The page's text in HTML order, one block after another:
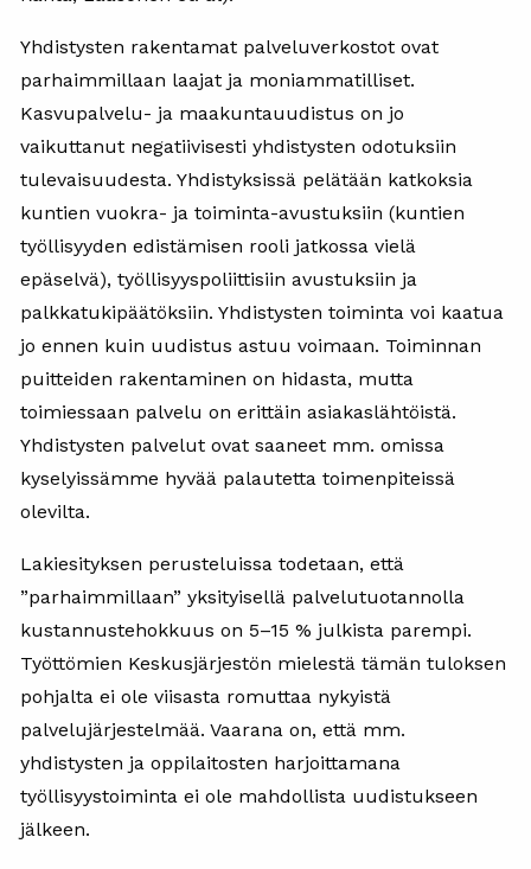
Yhdistysten rakentamat palveluverkostot ovat
parhaimmillaan laajat ja moniammatilliset.
Kasvupalvelu- ja maakuntauudistus on jo
vaikuttanut negatiivisesti yhdistysten odotuksiin
tulevaisuudesta. Yhdistyksissä pelätään katkoksia
kuntien vuokra- ja toiminta-avustuksiin (kuntien
työllisyyden edistämisen rooli jatkossa vielä
epäselvä), työllisyyspoliittisiin avustuksiin ja
palkkatukipäätöksiin. Yhdistysten toiminta voi kaatua
jo ennen kuin uudistus astuu voimaan. Toiminnan
puitteiden rakentaminen on hidasta, mutta
toimiessaan palvelu on erittäin asiakaslähtöistä.
Yhdistysten palvelut ovat saaneet mm. omissa
kyselyissämme hyvää palautetta toimenpiteissä
olevilta.
Lakiesityksen perusteluissa todetaan, että
”parhaimmillaan” yksityisellä palvelutuotannolla
kustannustehokkuus on 5–15 % julkista parempi.
Työttömien Keskusjärjestön mielestä tämän tuloksen
pohjalta ei ole viisasta romuttaa nykyistä
palvelujärjestelmää. Vaarana on, että mm.
yhdistysten ja oppilaitosten harjoittamana
työllisyystoiminta ei ole mahdollista uudistukseen
jälkeen.